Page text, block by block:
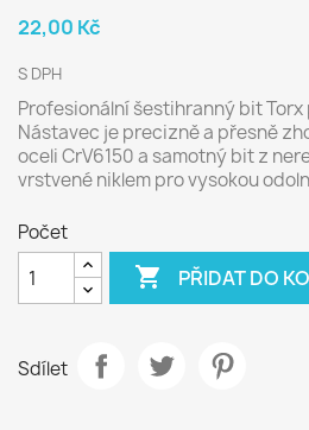
22,00 Kč
S DPH
Profesionální šestihranný bit Torx
Nástavec je precizně a přesně
oceli CrV6150 a samotný bit z
vrstvené niklem pro vysokou
Počet
 PŘIDAT DO
Sdílet